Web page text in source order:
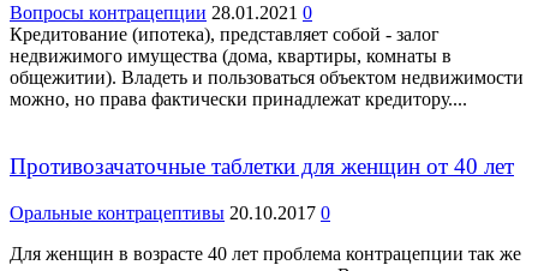
Вопросы контрацепции 28.01.2021 0
Кредитование (ипотека), представляет собой - залог
недвижимого имущества (дома, квартиры, комнаты в
общежитии). Владеть и пользоваться объектом недвижимости
можно, но права фактически принадлежат кредитору....
Противозачаточные таблетки для женщин от 40 лет
Оральные контрацептивы 20.10.2017 0
Для женщин в возрасте 40 лет проблема контрацепции так же